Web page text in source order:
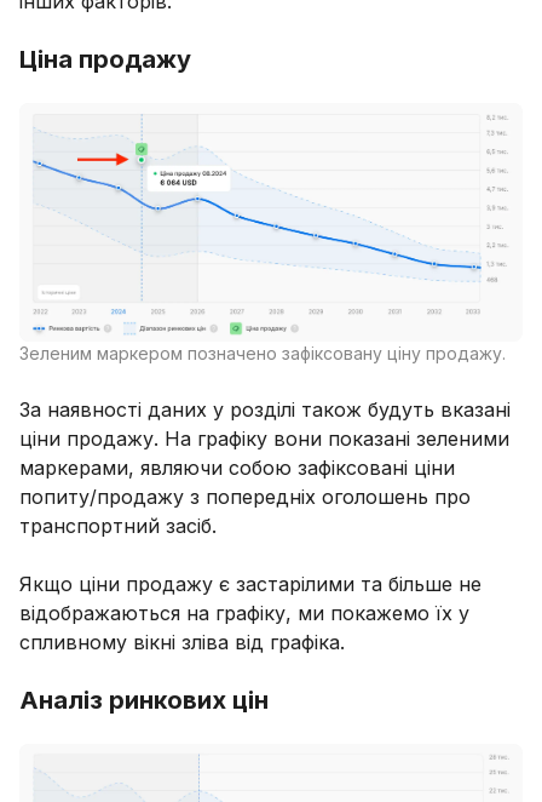
Ціна продажу
Зеленим маркером позначено зафіксовану ціну продажу.
За наявності даних у розділі також будуть вказані
ціни продажу. На графіку вони показані зеленими
маркерами, являючи собою зафіксовані ціни
попиту/продажу з попередніх оголошень про
транспортний засіб.
Якщо ціни продажу є застарілими та більше не
відображаються на графіку, ми покажемо їх у
спливному вікні зліва від графіка.
Аналіз ринкових цін